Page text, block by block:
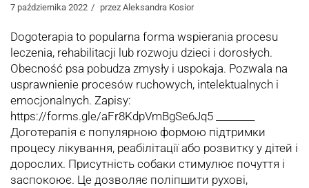
7 października 2022 przez Aleksandra Kosior
Dogoterapia to popularna forma wspierania procesu
leczenia, rehabilitacji lub rozwoju dzieci i dorosłych.
Obecność psa pobudza zmysły i uspokaja. Pozwala na
usprawnienie procesów ruchowych, intelektualnych i
emocjonalnych. Zapisy:
https://forms.gle/aFr8KdpVmBgSe6Jq5 ________
Доготерапія є популярною формою підтримки
процесу лікування, реабілітації або розвитку у дітей і
дорослих. Присутність собаки стимулює почуття і
заспокоює. Це дозволяє поліпшити рухові,